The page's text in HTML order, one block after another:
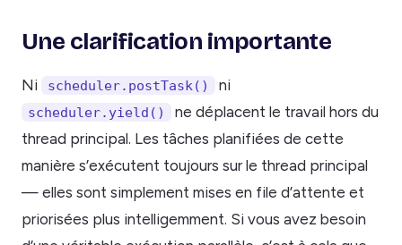
Une clarification importante
Ni scheduler.postTask() ni
scheduler.yield()
ne déplacent le travail hors du
thread principal. Les tâches planifiées de cette
manière s’exécutent toujours sur le thread principal
— elles sont simplement mises en file d’attente et
priorisées plus intelligemment. Si vous avez besoin